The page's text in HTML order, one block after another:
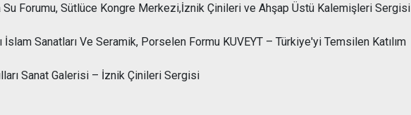
Forumu, Sütlüce Kongre Merkezi,İznik Çinileri ve Ahşap Üstü Kalemişleri Sergisi
Sanatları Ve Seramik, Porselen Formu KUVEYT – Türkiye'yi Temsilen Katılım
Sanat Galerisi – İznik Çinileri Sergisi